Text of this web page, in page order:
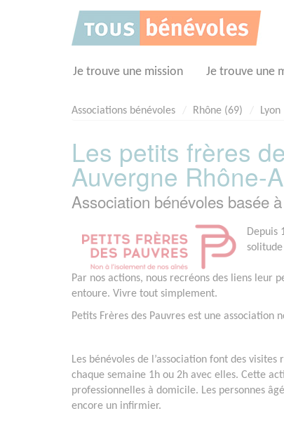
Je trouve une mission Je trouve une
Associations bénévoles Rhône (69) Lyon
Les petits frères
Auvergne Rhône-
Association bénévoles basée
Depuis
Par nos actions, nous recréons des liens
entoure. Vivre tout simplement.
Petits Frères des Pauvres est une
Les bénévoles de l’association font des
chaque semaine 1h ou 2h avec elles. Cette
professionnelles à domicile. Les personnes
encore un infirmier.